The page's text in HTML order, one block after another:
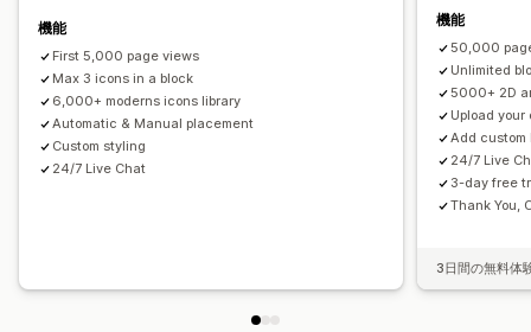
アイコンの位置
手動配置 自動配置 お知らせバー
カートページ チェックアウトページ
コレクションページ
フッター ヘッダー ヒーローセクション
ランディングページ
機能
First 5,000 page views
Max 3 icons in a block
6,000+ moderns icons library
Automatic & Manual placement
Custom styling
24/7 Live Chat
機能
50,000
Unlimited
5000+ 2D
Upload your
Add custom
24/7 Live
3-day free
Thank You,
3日間の無料体